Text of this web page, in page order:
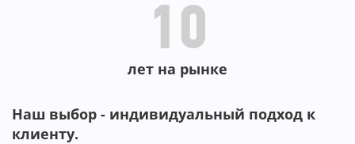
10
лет на рынке
Наш выбор - индивидуальный подход к
клиенту.